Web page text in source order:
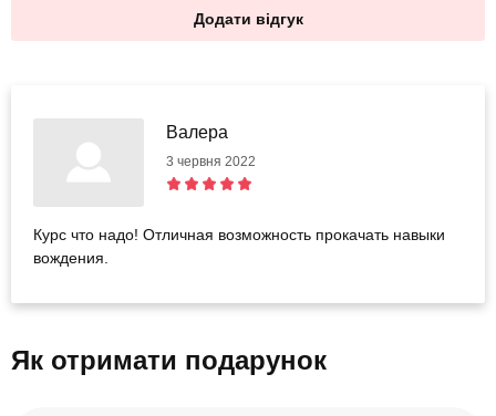
Додати відгук
Валера
3 червня 2022
Курс что надо! Отличная возможность прокачать навыки
вождения.
Як отримати подарунок